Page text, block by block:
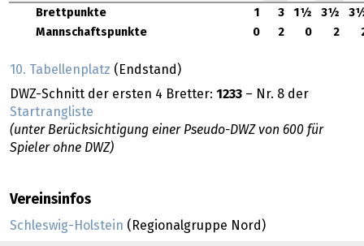
Brettpunkte 1 3 1½ 3½
Mannschaftspunkte
0 2 0 2
10. Tabellenplatz (Endstand)
DWZ-Schnitt der ersten 4 Bretter: 1233 – Nr. 8 der
Startrangliste
(unter Berücksichtigung einer Pseudo-DWZ von 600 für
Spieler ohne DWZ)
Vereinsinfos
Schleswig-Holstein (Regionalgruppe Nord)